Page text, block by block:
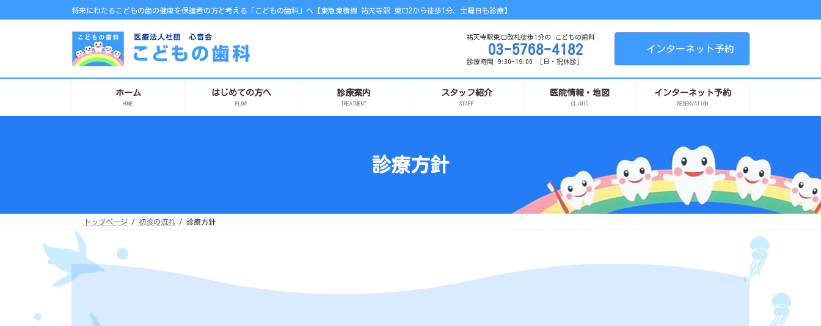
将来にわたるこどもの歯の健康を保護者の方と考える「こどもの歯科」へ【東急東横線 祐天寺駅 東口2から徒歩1分、土曜日も診療】
祐天寺駅東口改札徒歩1分の こどもの歯科
03-5768-4182
診療時間 9:30-19:00 ［日・祝休診］
インターネット予約
ホーム
HOME
はじめての方へ
FLOW
診療案内
TREATMENT
スタッフ紹介
STAFF
医院情報・地図
CLINIC
インターネット予約
RESERVATION
診療方針
トップページ 初診の流れ 診療方針